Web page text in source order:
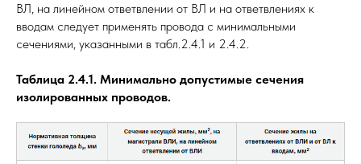
ВЛ, на линейном ответвлении от ВЛ и на ответвлениях к
вводам следует применять провода с минимальными
сечениями, указанными в табл.2.4.1 и 2.4.2.
Таблица 2.4.1. Минимально допустимые сечения
изолированных проводов.